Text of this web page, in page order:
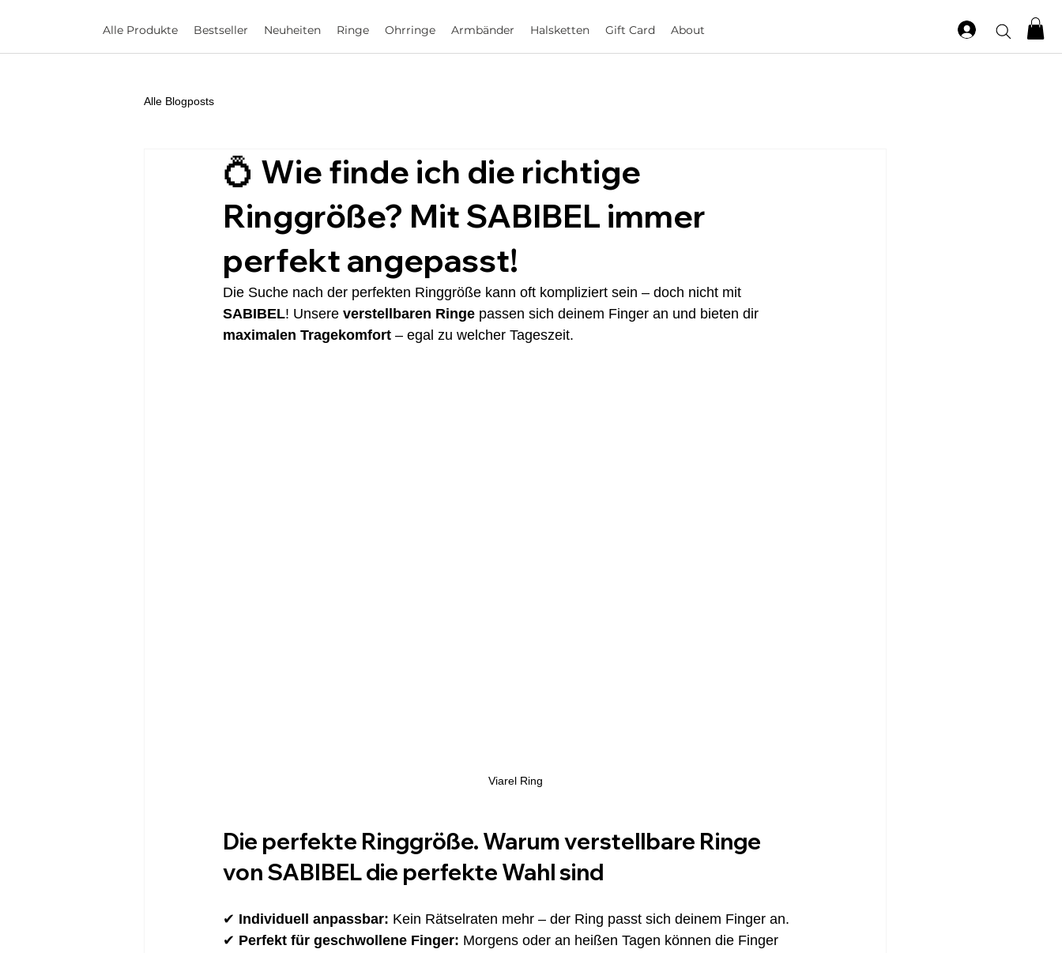
Alle Produkte Bestseller Neuheiten Ringe Ohrringe Armbänder Halsketten Gift Card About
Alle Blogposts
💍 Wie finde ich die richtige
Ringgröße? Mit SABIBEL immer
perfekt angepasst!
Die Suche nach der perfekten Ringgröße kann oft kompliziert sein – doch nicht mit
SABIBEL! Unsere verstellbaren Ringe passen sich deinem Finger an und bieten dir
maximalen Tragekomfort – egal zu welcher Tageszeit.
Viarel Ring
Die perfekte Ringgröße. Warum verstellbare Ringe
von SABIBEL die perfekte Wahl sind
✔ Individuell anpassbar: Kein Rätselraten mehr – der Ring passt sich deinem Finger an.
✔ Perfekt für geschwollene Finger: Morgens oder an heißen Tagen können die Finger